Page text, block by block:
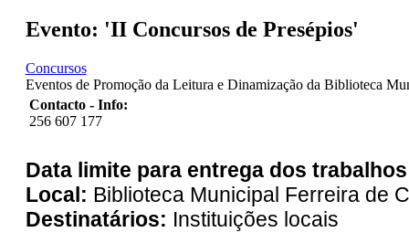
Evento: 'II Concursos de Presépios'
Concursos
Eventos de Promoção da Leitura e Dinamização da Biblioteca
Contacto - Info:
256 607 177
Data limite para entrega dos
Local: Biblioteca Municipal Ferreira de
Destinatários: Instituições locais